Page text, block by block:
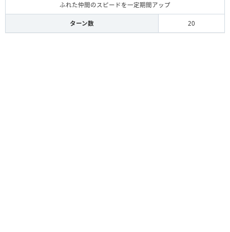
ふれた仲間のスピードを一定期間アップ
ターン数 20